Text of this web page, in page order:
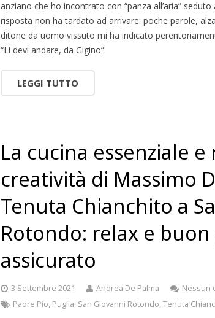
anziano che ho incontrato con “panza all’aria”
risposta non ha tardato ad arrivare: poche parole,
ditone da uomo vissuto mi ha indicato
“Lì devi andare, da Gigino”.
LEGGI TUTTO
La cucina essenziale e
creatività di Massimo
Tenuta Chianchito a
Rotondo: relax e
assicurato
3 Settembre 2021 Andrea De Palma
Nessun
Padre Pio, Puglia, San Giovanni Rotondo,Tenuta